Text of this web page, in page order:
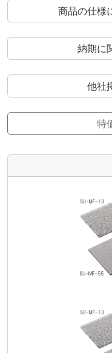
商品の仕様
納期に
他社
特